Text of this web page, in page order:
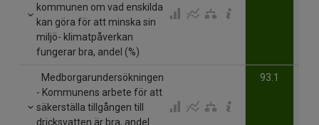
kommunen om vad enskilda
kan göra för att minska sin
miljö- klimatpåverkan
fungerar bra, andel (%)
Medborgarundersökningen
- Kommunens arbete för att
säkerställa tillgången till
dricksvatten är bra, andel
93.1